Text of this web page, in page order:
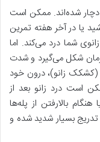
دچار شده‌اند. ممکن است
یا در آخر هفته تمرین
شما درد می‌کند. اما
زمان شکل می‌گیرد و شدت
(کشکک زانو)، درون خود
درد زانو بعد از
بالارفتن از پله‌ها
تدریج بسیار شدید شده و